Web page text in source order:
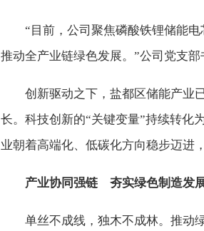
“目前，公司聚焦磷酸铁锂储能
推动全产业链绿色发展。”公司党支
创新驱动之下，盐都区储能产业
长。科技创新的“关键变量”持续转化
业朝着高端化、低碳化方向稳步迈进
产业协同强链 夯实绿色制造发
单丝不成线，独木不成林。推动